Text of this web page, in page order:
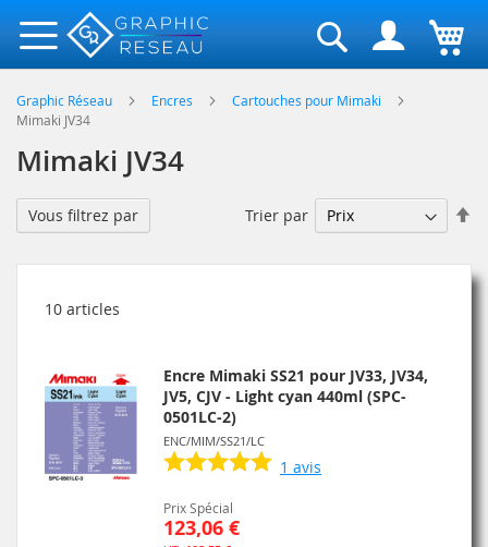
Rechercher
Graphic Réseau Encres
Cartouches pour Mimaki
Mimaki JV34
Mimaki JV34
10 articles
Trier par
Encre Mimaki SS21 pour JV33, JV34,
JV5, CJV - Light cyan 440ml (SPC-
0501LC-2)
ENC/MIM/SS21/LC
1 avis
Prix Spécial
123,06 €
Vous filtrez par